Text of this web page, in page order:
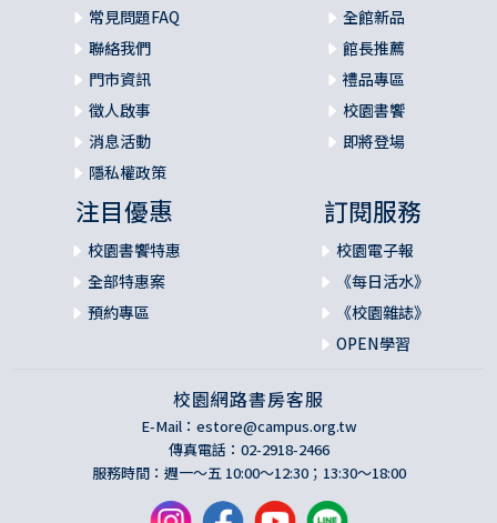
常見問題FAQ
聯絡我們
門市資訊
徵人啟事
消息活動
隱私權政策
全館新品
館長推薦
禮品專區
校園書饗
即將登場
注目優惠
校園書饗特惠
全部特惠案
預約專區
訂閱服務
校園電子報
《每日活水》
《校園雜誌》
OPEN學習
校園網路書房客服
E-Mail： estore@campus.org.tw
傳真電話：02-2918-2466
服務時間：週一～五 10:00～12:30；13:30～18:00